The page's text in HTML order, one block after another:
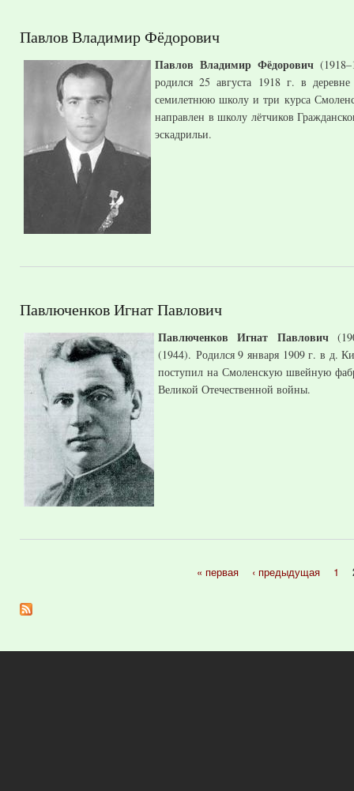
Павлов Владимир Фёдорович
Павлов Владимир Фёдорович
родился 25 августа 1918 г. в
семилетнюю школу и три курса
направлен в школу лётчиков
эскадрильи.
Павлюченков Игнат Павлович
Павлюченков Игнат Павлович
(1944). Родился 9 января 1909 г. в д.
поступил на Смоленскую швейную
Великой Отечественной войны.
« первая ‹ предыдущая 1